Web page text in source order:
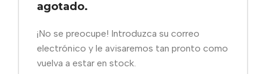
agotado.
¡No se preocupe! Introduzca su correo
electrónico y le avisaremos tan pronto como
vuelva a estar en stock.